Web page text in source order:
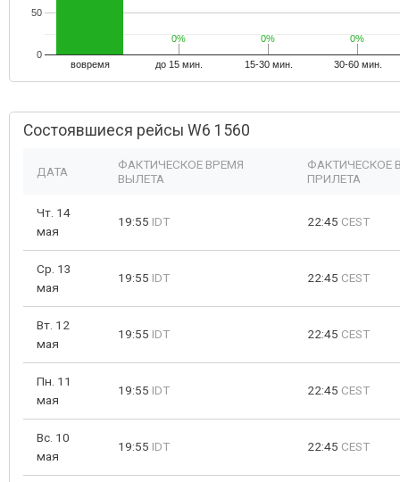
вовремя до 15 мин. 15-30 мин. 30-60 мин.
0
50
0%
0% 0%
0% 0%
0%
Состоявшиеся рейсы W6 1560
ДАТА
ФАКТИЧЕСКОЕ ВРЕМЯ
ВЫЛЕТА
ФАКТИЧЕСКОЕ
ПРИЛЕТА
Чт. 14
мая
19:55 IDT 22:45 CEST
Ср. 13
мая
19:55 IDT 22:45 CEST
Вт. 12
мая
19:55 IDT 22:45 CEST
Пн. 11
мая
19:55 IDT 22:45 CEST
Вс. 10
мая
19:55 IDT 22:45 CEST